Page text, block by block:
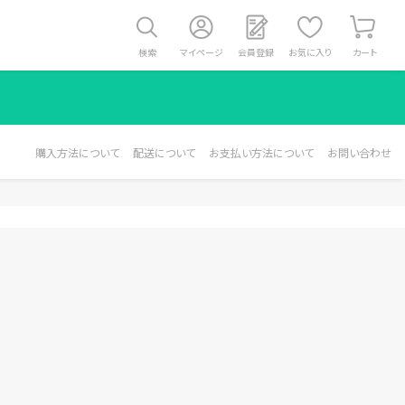
検索 マイページ 会員登録 お気に入り カート
購入方法について 配送について お支払い方法について お問い合わせ